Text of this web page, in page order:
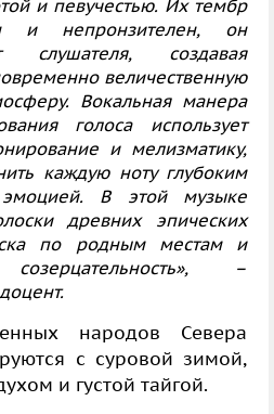
и певучестью. Их тембр
и непронзителен, он
слушателя, создавая
величественную
Вокальная манера
голоса использует
и мелизматику,
каждую ноту глубоким
В этой музыке
древних эпических
по родным местам и
–
народов Севера
с суровой зимой,
и густой тайгой.